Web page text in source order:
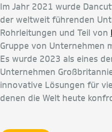
Im Jahr 2021 wurde
der weltweit führenden
Rohrleitungen und Teil von
Gruppe von Unternehmen
Es wurde 2023 als eines
Unternehmen
innovative Lösungen für
denen die Welt heute